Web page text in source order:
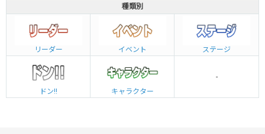
種類別
リーダー イベント ステージ
ドン!! キャラクター
-